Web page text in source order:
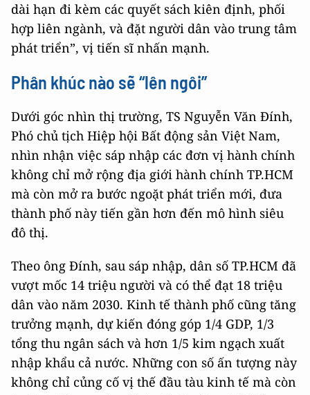
dài hạn đi kèm các quyết sách kiên định, phối
hợp liên ngành, và đặt người dân vào trung tâm
phát triển”, vị tiến sĩ nhấn mạnh.
Phân khúc nào sẽ “lên ngôi”
Dưới góc nhìn thị trường, TS Nguyễn Văn Đính,
Phó chủ tịch Hiệp hội Bất động sản Việt Nam,
nhìn nhận việc sáp nhập các đơn vị hành chính
không chỉ mở rộng địa giới hành chính TP.HCM
mà còn mở ra bước ngoặt phát triển mới, đưa
thành phố này tiến gần hơn đến mô hình siêu
đô thị.
Theo ông Đính, sau sáp nhập, dân số TP.HCM đã
vượt mốc 14 triệu người và có thể đạt 18 triệu
dân vào năm 2030. Kinh tế thành phố cũng tăng
trưởng mạnh, dự kiến đóng góp 1/4 GDP, 1/3
tổng thu ngân sách và hơn 1/5 kim ngạch xuất
nhập khẩu cả nước. Những con số ấn tượng này
không chỉ củng cố vị thế đầu tàu kinh tế mà còn